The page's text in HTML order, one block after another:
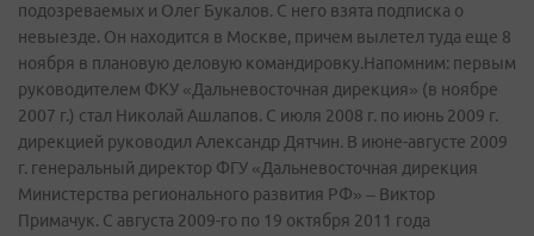
подозреваемых и Олег Букалов. С него взята подписка о
невыезде. Он находится в Москве, причем вылетел туда еще 8
ноября в плановую деловую командировку.Напомним: первым
руководителем ФКУ «Дальневосточная дирекция» (в ноябре
2007 г.) стал Николай Ашлапов. С июля 2008 г. по июнь 2009 г.
дирекцией руководил Александр Дятчин. В июне-августе 2009
г. генеральный директор ФГУ «Дальневосточная дирекция
Министерства регионального развития РФ» – Виктор
Примачук. С августа 2009-го по 19 октября 2011 года